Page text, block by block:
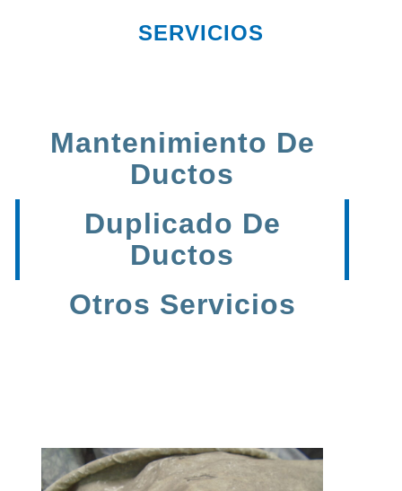
SERVICIOS
Mantenimiento De
Ductos
Duplicado De
Ductos
Otros Servicios